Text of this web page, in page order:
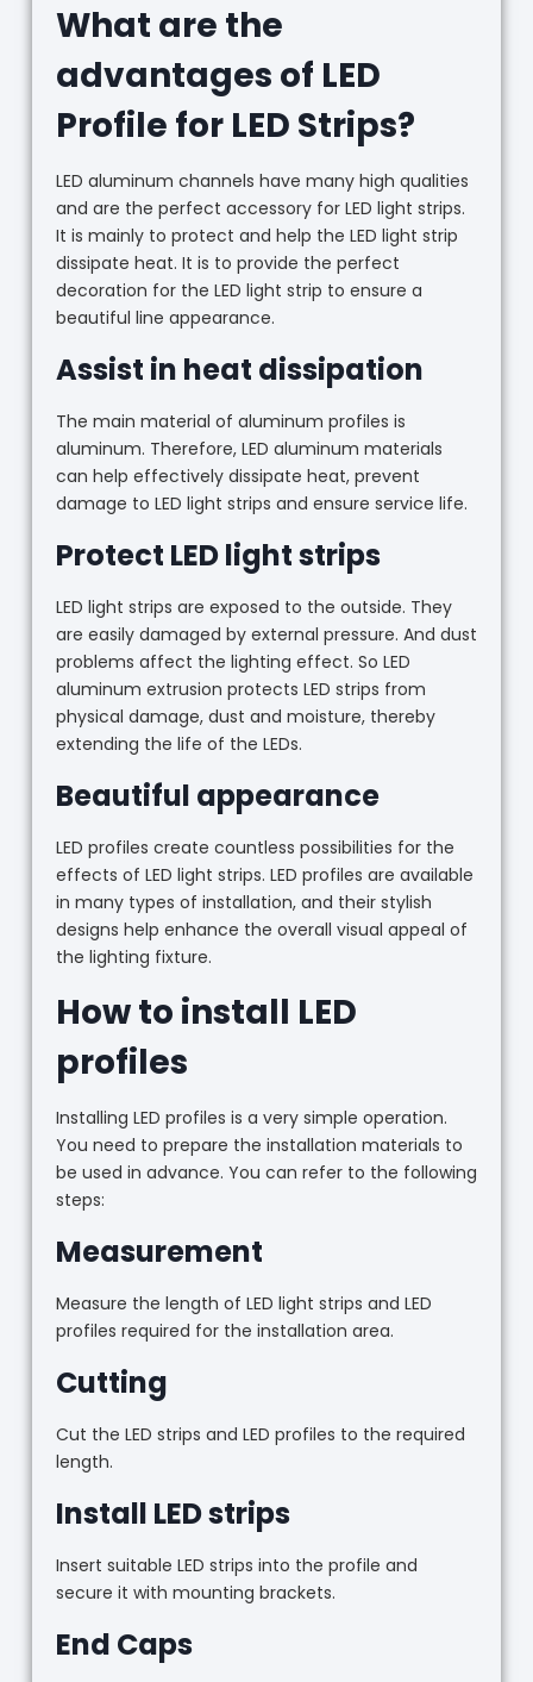
What are the
advantages of LED
Profile for LED Strips?
LED aluminum channels have many high qualities
and are the perfect accessory for LED light strips.
It is mainly to protect and help the LED light strip
dissipate heat. It is to provide the perfect
decoration for the LED light strip to ensure a
beautiful line appearance.
Assist in heat dissipation
The main material of aluminum profiles is
aluminum. Therefore, LED aluminum materials
can help effectively dissipate heat, prevent
damage to LED light strips and ensure service life.
Protect LED light strips
LED light strips are exposed to the outside. They
are easily damaged by external pressure. And dust
problems affect the lighting effect. So LED
aluminum extrusion protects LED strips from
physical damage, dust and moisture, thereby
extending the life of the LEDs.
Beautiful appearance
LED profiles create countless possibilities for the
effects of LED light strips. LED profiles are available
in many types of installation, and their stylish
designs help enhance the overall visual appeal of
the lighting fixture.
How to install LED
profiles
Installing LED profiles is a very simple operation.
You need to prepare the installation materials to
be used in advance. You can refer to the following
steps:
Measurement
Measure the length of LED light strips and LED
profiles required for the installation area.
Cutting
Cut the LED strips and LED profiles to the required
length.
Install LED strips
Insert suitable LED strips into the profile and
secure it with mounting brackets.
End Caps